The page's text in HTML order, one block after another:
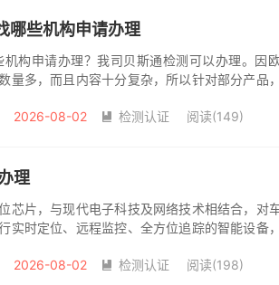
哪些机构申请办理
构申请办理？我司贝斯通检测可以办理。因
量多，而且内容十分复杂，所以针对部分产品
2026-08-02  检测认证 阅读(149)
理
芯片，与现代电子科技及网络技术相结合，对
实时定位、远程监控、全方位追踪的智能设备
2026-08-02  检测认证 阅读(198)